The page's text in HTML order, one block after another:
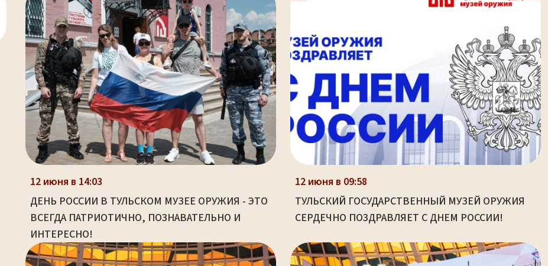
12 июня в 14:03
ДЕНЬ РОССИИ В ТУЛЬСКОМ МУЗЕЕ ОРУЖИЯ - ЭТО
ВСЕГДА ПАТРИОТИЧНО, ПОЗНАВАТЕЛЬНО И
ИНТЕРЕСНО!
12 июня в 09:58
ТУЛЬСКИЙ ГОСУДАРСТВЕННЫЙ МУЗЕЙ ОРУЖИЯ
СЕРДЕЧНО ПОЗДРАВЛЯЕТ С ДНЕМ РОССИИ!